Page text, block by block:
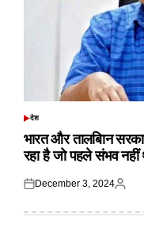
POSTED
देश
भारत और तालबिान
रहा है जो पहले संभव नहीं
Posted
December 3, 2024
Posted